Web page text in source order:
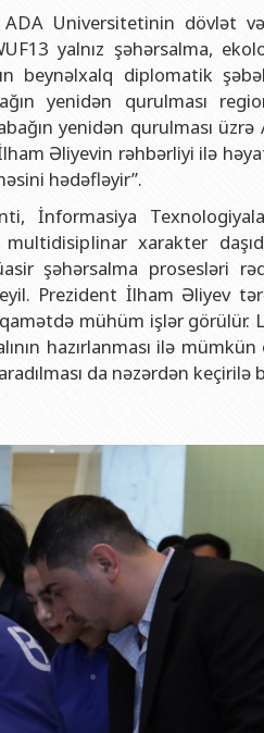
Universitetinin dövlət
yalnız şəhərsalma,
beynəlxalq diplomatik
yenidən qurulması
yenidən qurulması üzrə
Əliyevin rəhbərliyi ilə
hədəfləyir”.
İnformasiya
xarakter
şəhərsalma prosesləri
Prezident İlham Əliyev
mühüm işlər görülür.
hazırlanması ilə
da nəzərdən keçirilə